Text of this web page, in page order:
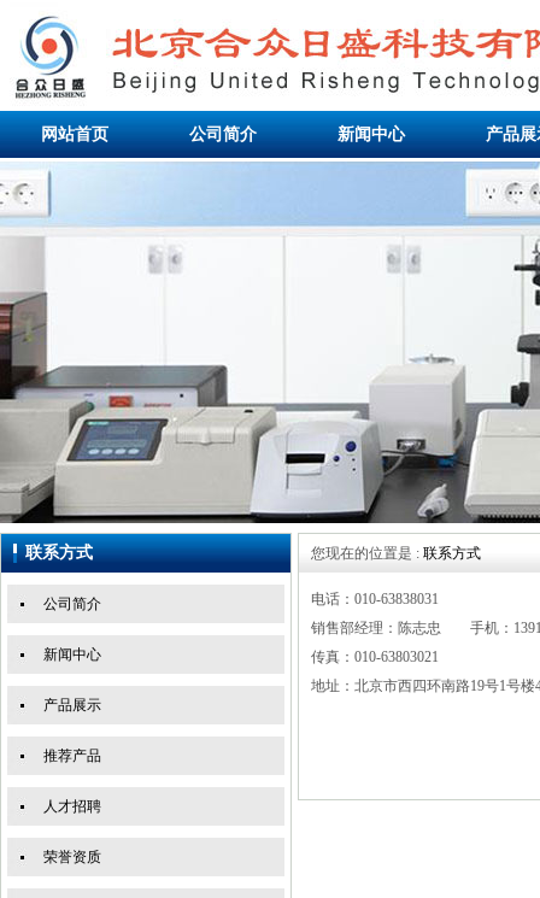
网站首页 公司简介 新闻中心 产品展
联系方式
公司简介
新闻中心
产品展示
推荐产品
人才招聘
荣誉资质
您现在的位置是 : 联系方式
电话：010-63838031
销售部经理：陈志忠 手机：
传真：010-63803021
地址：北京市西四环南路19号1号楼